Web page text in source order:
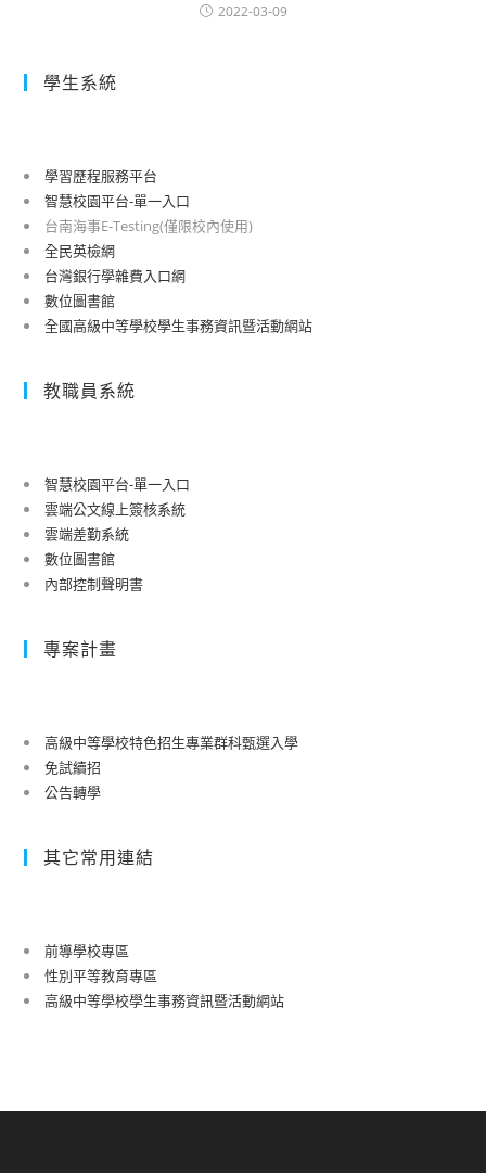
2022-03-09
學生系統
學習歷程服務平台
智慧校園平台-單一入口
台南海事E-Testing(僅限校內使用)
全民英檢網
台灣銀行學雜費入口網
數位圖書館
全國高級中等學校學生事務資訊暨活動網站
教職員系統
智慧校園平台-單一入口
雲端公文線上簽核系統
雲端差勤系統
數位圖書館
內部控制聲明書
專案計畫
高級中等學校特色招生專業群科甄選入學
免試續招
公告轉學
其它常用連結
前導學校專區
性別平等教育專區
高級中等學校學生事務資訊暨活動網站